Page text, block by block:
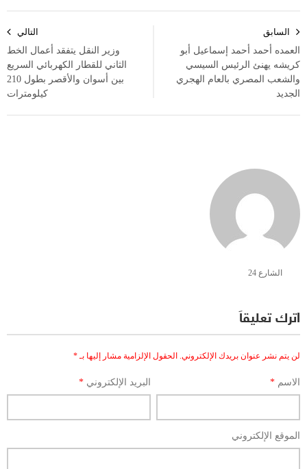
المقالات
السابق
العمده أحمد أحمد إسماعيل أبو
كريشه يهنئ الرئيس السيسي
والشعب المصري بالعام الهجري
الجديد
التالي
وزير النقل يتفقد أعمال الخط
الثاني للقطار الكهربائي السريع
بين أسوان والأقصر بطول 210
كيلومترات
الشارع 24
اترك تعليقاً
لن يتم نشر عنوان بريدك الإلكتروني. الحقول الإلزامية مشار إليها بـ*
الاسم * البريد الإلكتروني*
الموقع الإلكتروني